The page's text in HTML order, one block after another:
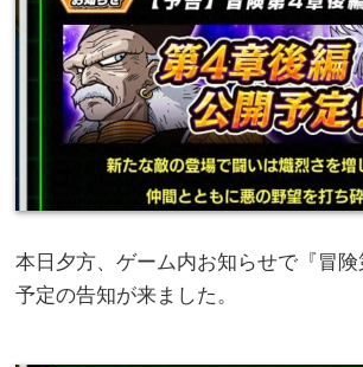
本日夕方、ゲーム内お知らせで『冒
予定の告知が来ました。